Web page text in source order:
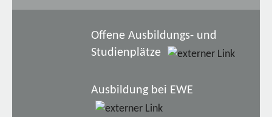
Offene Ausbildungs- und
Studienplätze
Ausbildung bei EWE